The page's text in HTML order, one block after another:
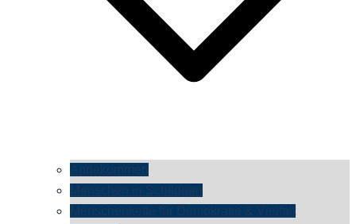
Angekommen
Menschen in Schildgen
Menschenkette für Demokratie & Vielfalt